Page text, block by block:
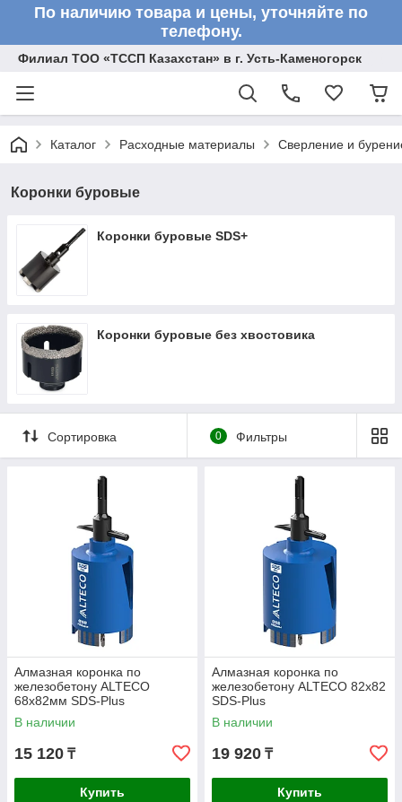
По наличию товара и цены, уточняйте по
телефону.
Филиал ТОО «ТССП Казахстан» в г. Усть-Каменогорск
Каталог Расходные материалы Сверление и
Коронки буровые
Коронки буровые SDS+
Коронки буровые без хвостовика
Сортировка 0 Фильтры
Алмазная коронка по
железобетону ALTECO
68x82мм SDS-Plus
В наличии
15 120 ₸
Купить
Алмазная коронка по
железобетону ALTECO 82x82
SDS-Plus
В наличии
19 920 ₸
Купить